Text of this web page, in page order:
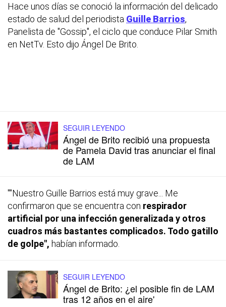
Hace unos días se conoció la información del delicado
estado de salud del periodista Guille Barrios,
Panelista de "Gossip", el ciclo que conduce Pilar Smith
en NetTv. Esto dijo Ángel De Brito.
SEGUIR LEYENDO
Ángel de Brito recibió una propuesta
de Pamela David tras anunciar el final
de LAM
""Nuestro Guille Barrios está muy grave... Me
confirmaron que se encuentra con respirador
artificial por una infección generalizada y otros
cuadros más bastantes complicados. Todo gatillo
de golpe", habían informado.
SEGUIR LEYENDO
Ángel de Brito: ¿el posible fin de LAM
tras 12 años en el aire'